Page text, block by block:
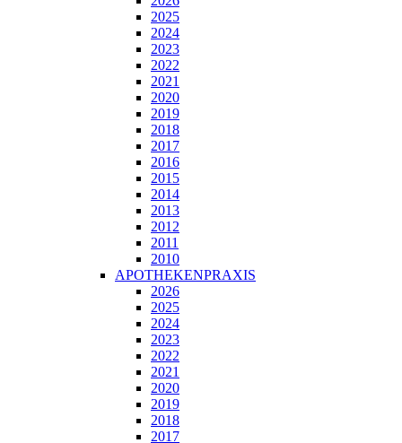
2025
2024
2023
2022
2021
2020
2019
2018
2017
2016
2015
2014
2013
2012
2011
2010
APOTHEKENPRAXIS
2026
2025
2024
2023
2022
2021
2020
2019
2018
2017